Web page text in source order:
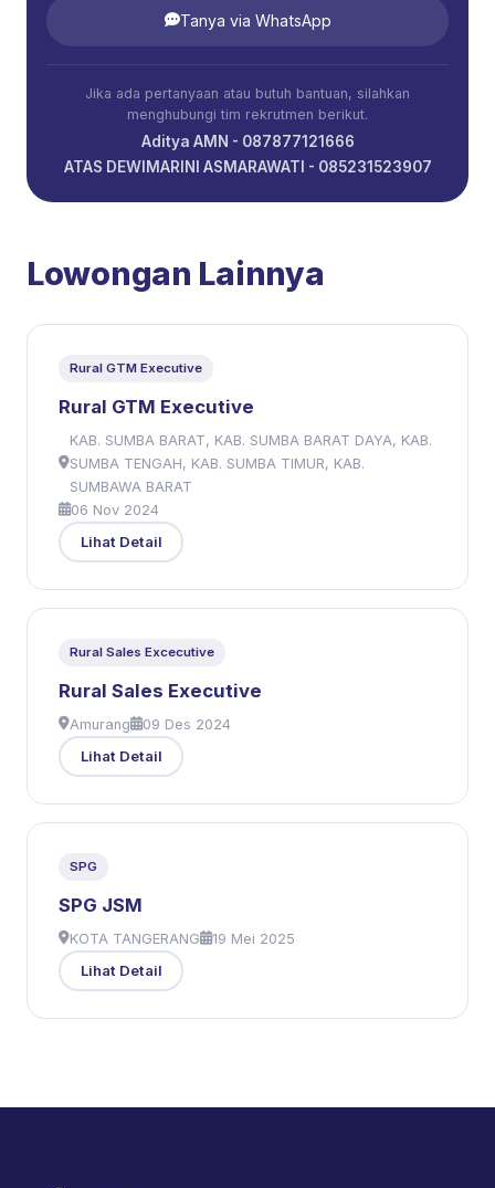
Tanya via WhatsApp
Jika ada pertanyaan atau butuh bantuan, silahkan
menghubungi tim rekrutmen berikut.
Aditya AMN - 087877121666
ATAS DEWIMARINI ASMARAWATI - 085231523907
Lowongan Lainnya
Rural GTM Executive
Rural GTM Executive
KAB. SUMBA BARAT, KAB. SUMBA BARAT DAYA, KAB.
SUMBA TENGAH, KAB. SUMBA TIMUR, KAB.
SUMBAWA BARAT
06 Nov 2024
Lihat Detail
Rural Sales Excecutive
Rural Sales Executive
Amurang 09 Des 2024
Lihat Detail
SPG
SPG JSM
KOTA TANGERANG 19 Mei 2025
Lihat Detail